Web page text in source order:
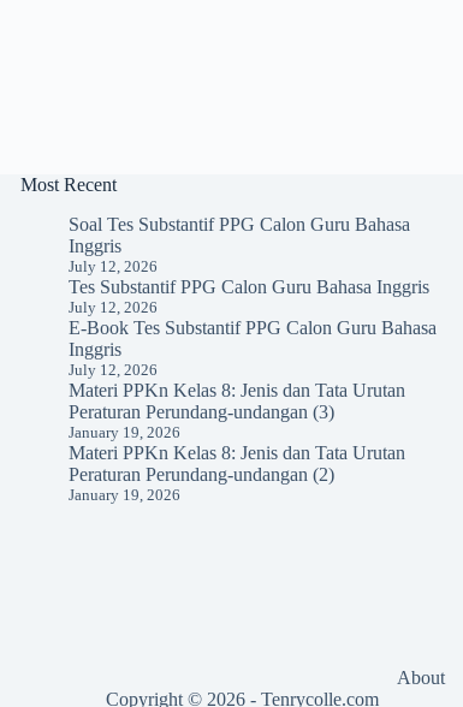
Most Recent
Soal Tes Substantif PPG Calon Guru Bahasa
Inggris
July 12, 2026
Tes Substantif PPG Calon Guru Bahasa Inggris
July 12, 2026
E-Book Tes Substantif PPG Calon Guru Bahasa
Inggris
July 12, 2026
Materi PPKn Kelas 8: Jenis dan Tata Urutan
Peraturan Perundang-undangan (3)
January 19, 2026
Materi PPKn Kelas 8: Jenis dan Tata Urutan
Peraturan Perundang-undangan (2)
January 19, 2026
About
Copyright © 2026 - Tenrycolle.com